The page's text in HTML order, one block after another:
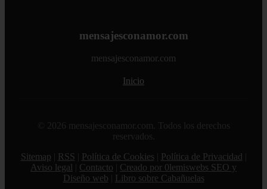
mensajesconamor.com
mensajesconamor.com
Inicio
© 2026 mensajesconamor.com. Todos los derechos
reservados.
Sitemap
RSS Política de Cookies Política de Privacidad
Aviso legal
Contacto
Creado por 0lemiswebs SEO y
Diseño web
Libro sobre Cabañuelas